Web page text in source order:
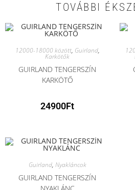
TOVÁBBI
12000-18000 között, Guirland,
Karkötők
GUIRLAND TENGERSZÍN
KARKÖTŐ
24900Ft
Guirland, Nyakláncok
GUIRLAND TENGERSZÍN